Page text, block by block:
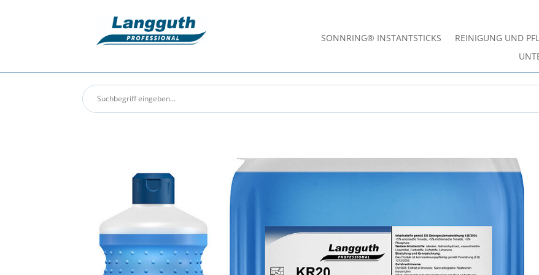
SONNRING® INSTANTSTICKS REINIGUNG UND